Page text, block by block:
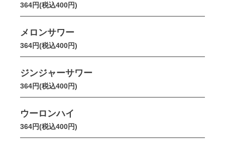
364円(税込400円)
メロンサワー
364円(税込400円)
ジンジャーサワー
364円(税込400円)
ウーロンハイ
364円(税込400円)